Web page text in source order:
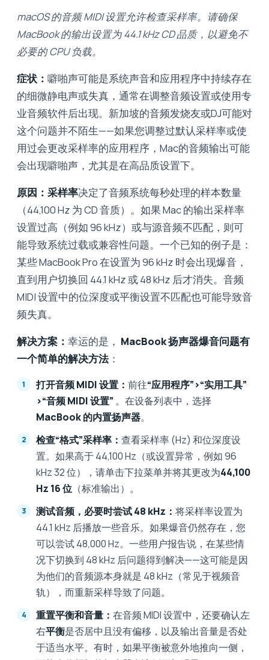
macOS 的音频 MIDI 设置允许检查采样率。请确保
MacBook 的输出设置为 44.1 kHz CD 品质，以避免不
必要的 CPU 负载。
症状： 噼啪声可能是系统声音和应用程序中持续存在
的细微静电声或失真，通常在调整音频设置或使用专
业音频软件后出现。新加坡的音频发烧友或DJ可能对
这个问题并不陌生——如果您调整过默认采样率或使
用过会更改采样率的应用程序，Mac的音频输出可能
会出现噼啪声，尤其是在高品质设置下。
原因： 采样率决定了音频系统每秒处理的样本数量
（44,100 Hz 为 CD 音质）。如果 Mac 的输出采样率
设置过高（例如 96 kHz）或与源音频不匹配，则可
能导致系统过载或兼容性问题。一个已知的例子是：
某些 MacBook Pro 在设置为 96 kHz 时会出现爆音，
直到用户切换回 44.1 kHz 或 48 kHz 后才消失。音频
MIDI 设置中的位深度或平衡设置不匹配也可能导致音
频失真。
解决方案： 幸运的是， MacBook 扬声器爆音问题有
一个简单的解决方法：
打开音频 MIDI 设置： 前往“应用程序”>“实用工具”
>“音频 MIDI 设置” 。在设备列表中，选择
MacBook 的内置扬声器。
检查“格式”采样率： 查看采样率 (Hz) 和位深度设
置。如果高于 44,100 Hz（或设置异常，例如 96
kHz 32 位），请单击下拉菜单并将其更改为44,100
Hz 16 位 （标准输出）。
测试音频，必要时尝试 48 kHz： 将采样率设置为
44.1 kHz 后播放一些音乐。如果爆音仍然存在，您
可以尝试 48,000 Hz。一些用户报告说，在某些情
况下切换到 48 kHz 后问题得到解决——这可能是因
为他们的音频源本身就是 48 kHz（常见于视频音
轨），而重新采样导致了问题。
重置平衡和音量： 在音频 MIDI 设置中，还要确认左
右平衡是否居中且没有偏移，以及输出音量是否处
于适当水平。有时，如果平衡被意外地推向一侧，